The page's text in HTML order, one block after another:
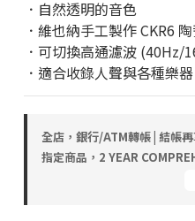
．自然透明的音色
．維也納手工製作 CKR6
．可切換高通濾波 (40Hz/
．適合收錄人聲與各種樂器
全店，銀行/ATM轉帳 | 結帳
指定商品，2 YEAR